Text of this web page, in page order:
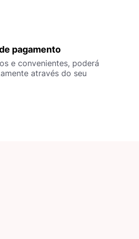
pagamento
e convenientes, poderá
através do seu